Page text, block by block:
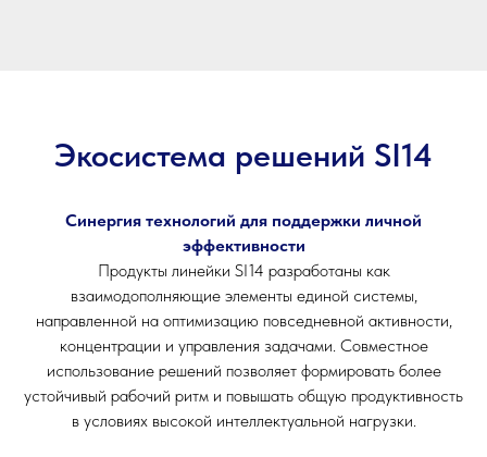
Экосистема решений SI14
Синергия технологий для поддержки личной
эффективности
Продукты линейки SI14 разработаны как
взаимодополняющие элементы единой системы,
направленной на оптимизацию повседневной активности,
концентрации и управления задачами. Совместное
использование решений позволяет формировать более
устойчивый рабочий ритм и повышать общую продуктивность
в условиях высокой интеллектуальной нагрузки.